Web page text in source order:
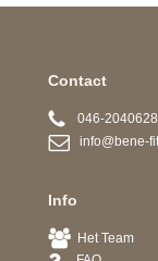
Contact
046-2040628
info@bene-
Info
Het Team